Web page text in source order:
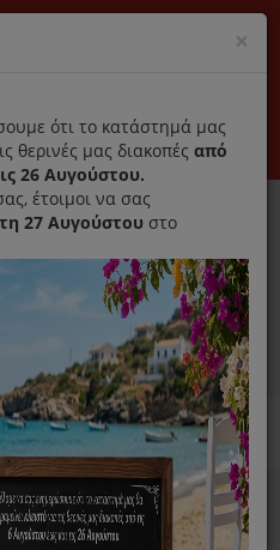
Εγγραφή Εταιρεία Επικοινωνία
0
MENU
Intenso
×
ότι το κατάστημά μας
θερινές μας διακοπές από
26 Αυγούστου.
έτοιμοι να σας
27 Αυγούστου στο